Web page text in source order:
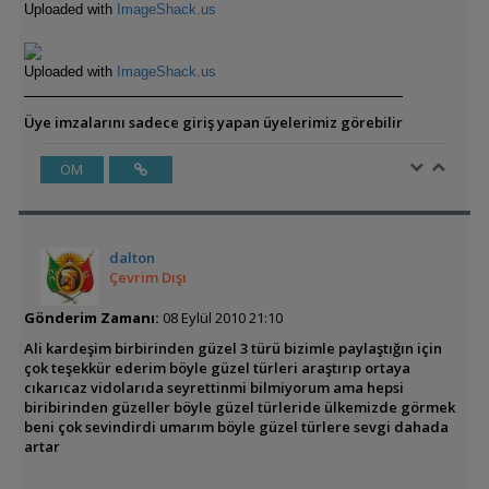
Uploaded with ImageShack.us
Uploaded with ImageShack.us
Üye imzalarını sadece giriş yapan üyelerimiz görebilir
ÖM
dalton
Çevrim Dışı
Gönderim Zamanı: 08 Eylül 2010 21:10
Ali kardeşim birbirinden güzel 3 türü bizimle paylaştığın için
çok teşekkür ederim böyle güzel türleri araştırıp ortaya
cıkarıcaz vidolarıda seyrettinmi bilmiyorum ama hepsi
biribirinden güzeller böyle güzel türleride ülkemizde görmek
beni çok sevindirdi umarım böyle güzel türlere sevgi dahada
artar